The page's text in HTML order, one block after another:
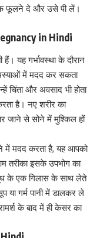
फूलने दे और उसे पी लें।
in Hindi
हैं। यहगर्भावस्था के दौरान
में मदद कर सकता
चिंता और अवसाद भी होता
है। नए शरीर का
जाने से सोने में मुश्किल हों
में मदद करता है, यह आपको
तरीका इसके उपभोग का
के एक गिलास के साथ लेते
या गर्म पानी में डालकर ले
के बाद में ही केसर का